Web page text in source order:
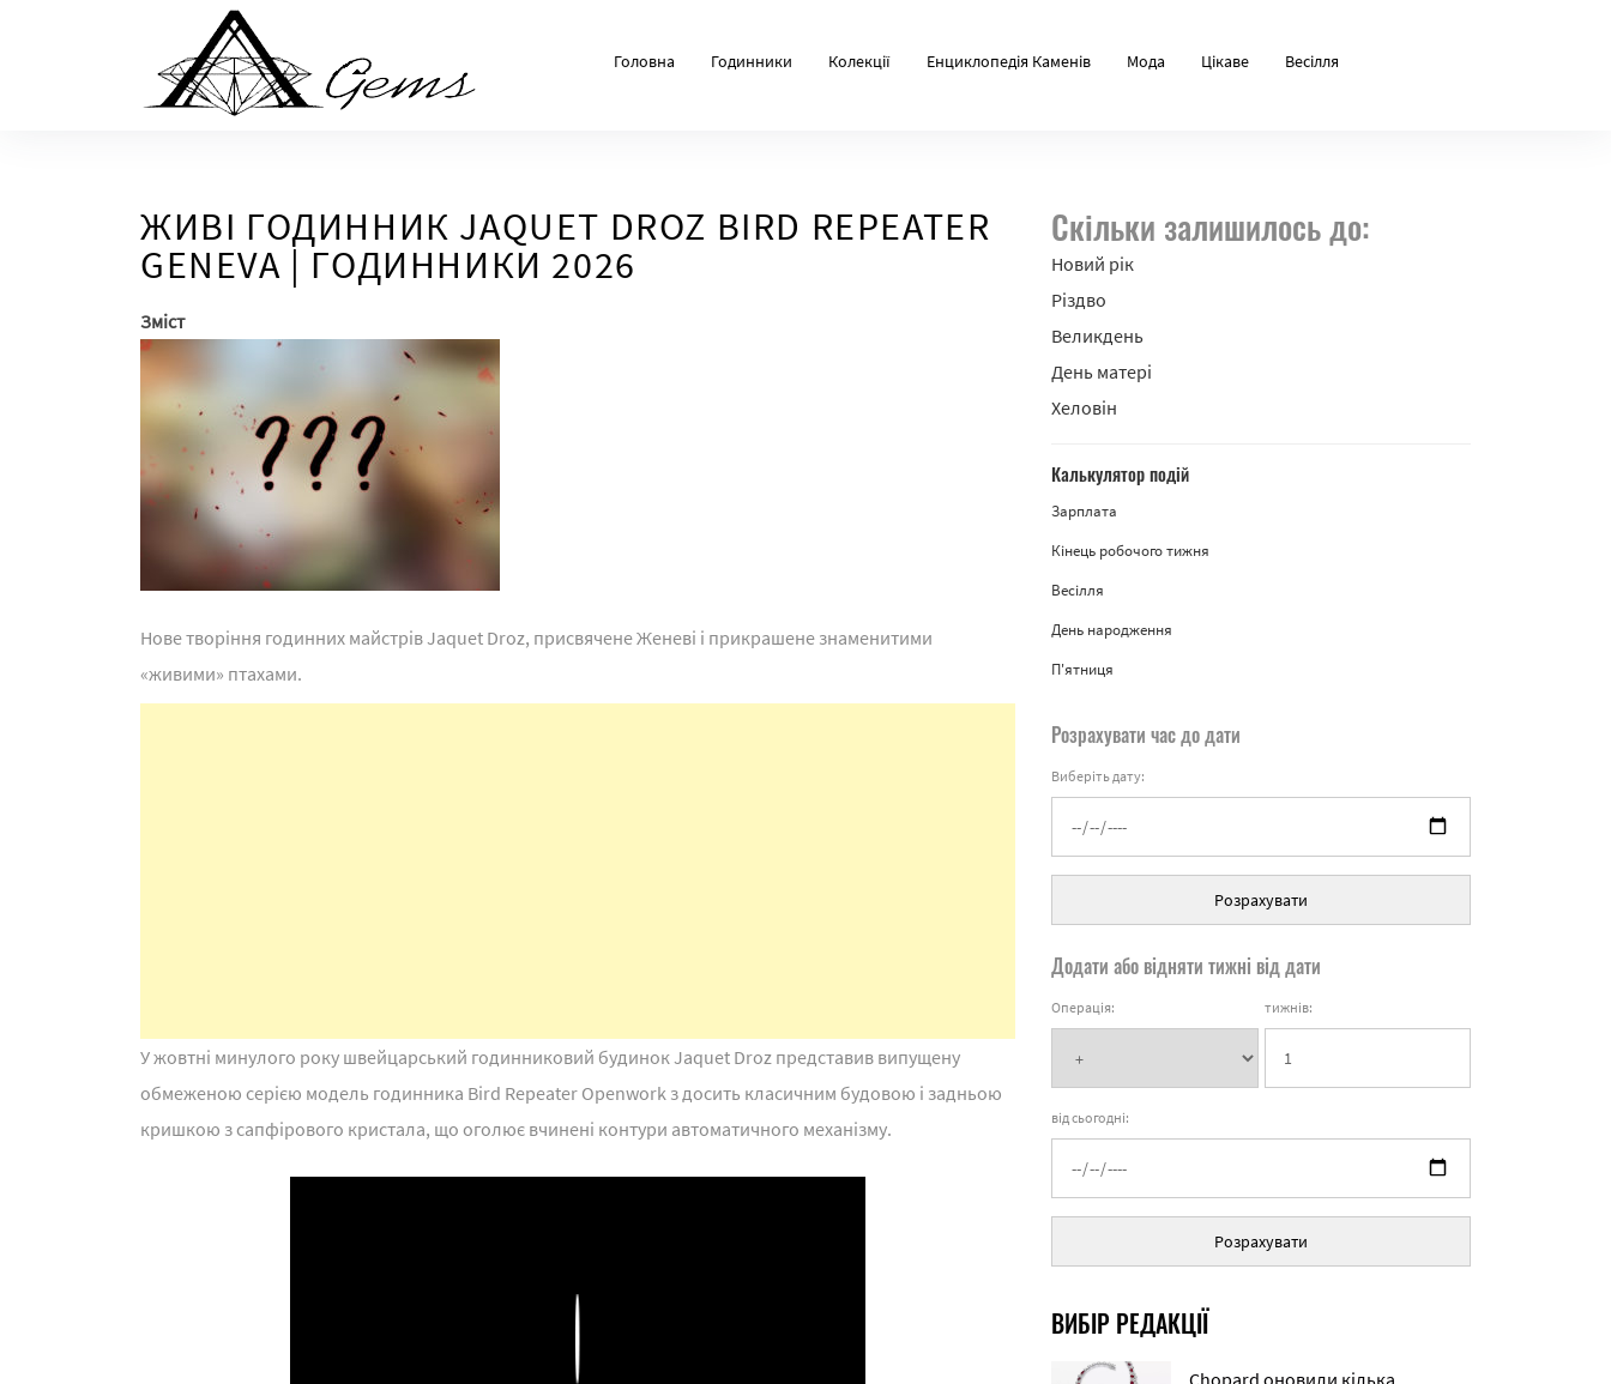
Головна Годинники Колекції Енциклопедія Каменів Мода Цікаве Весілля
ЖИВІ ГОДИННИК JAQUET DROZ BIRD REPEATER
GENEVA | ГОДИННИКИ 2026
Зміст
Нове творіння годинних майстрів Jaquet Droz, присвячене Женеві і прикрашене знаменитими
«живими» птахами.
У жовтні минулого року швейцарський годинниковий будинок Jaquet Droz представив випущену
обмеженою серією модель годинника Bird Repeater Openwork з досить класичним будовою і задньою
кришкою з сапфірового кристала, що оголює вчинені контури автоматичного механізму.
Скільки залишилось до:
Новий рік
Різдво
Великдень
День матері
Хеловін
Калькулятор подій
Зарплата
Кінець робочого тижня
Весілля
День народження
П'ятниця
Розрахувати час до дати
Виберіть дату:
Розрахувати
Додати або відняти тижні від дати
Операція: тижнів:
від сьогодні:
Розрахувати
ВИБІР РЕДАКЦІЇ
Chopard оновили кілька